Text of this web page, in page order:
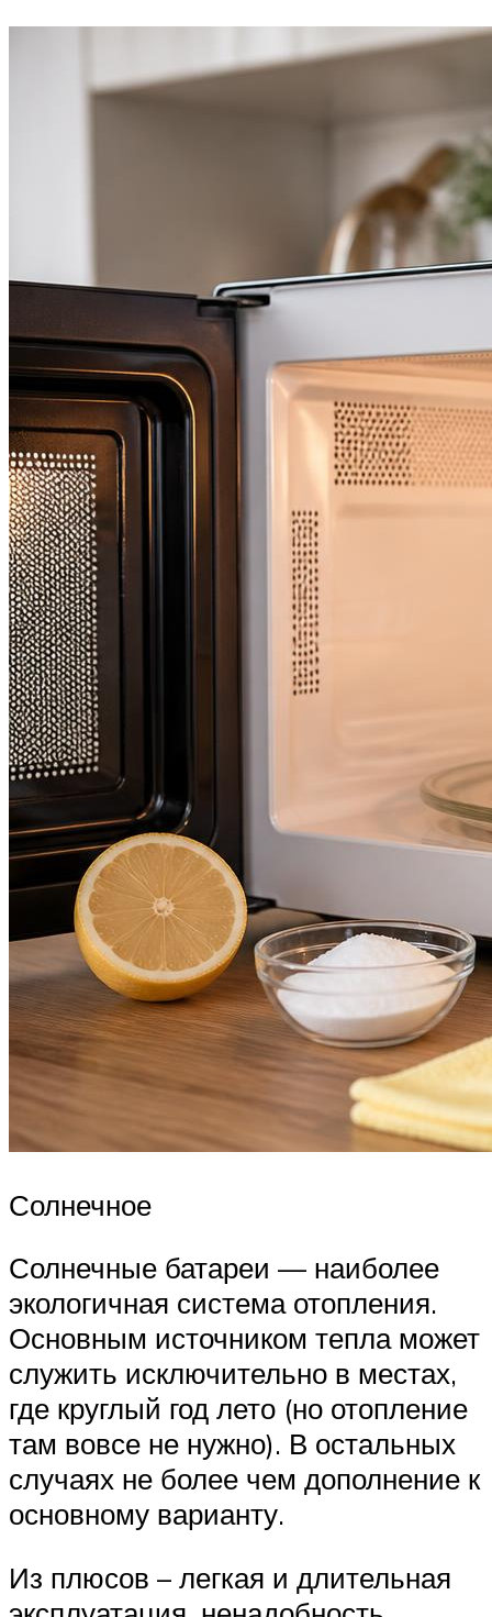
Солнечное
Солнечные батареи — наиболее
экологичная система отопления.
Основным источником тепла может
служить исключительно в местах,
где круглый год лето (но отопление
там вовсе не нужно). В остальных
случаях не более чем дополнение к
основному варианту.
Из плюсов – легкая и длительная